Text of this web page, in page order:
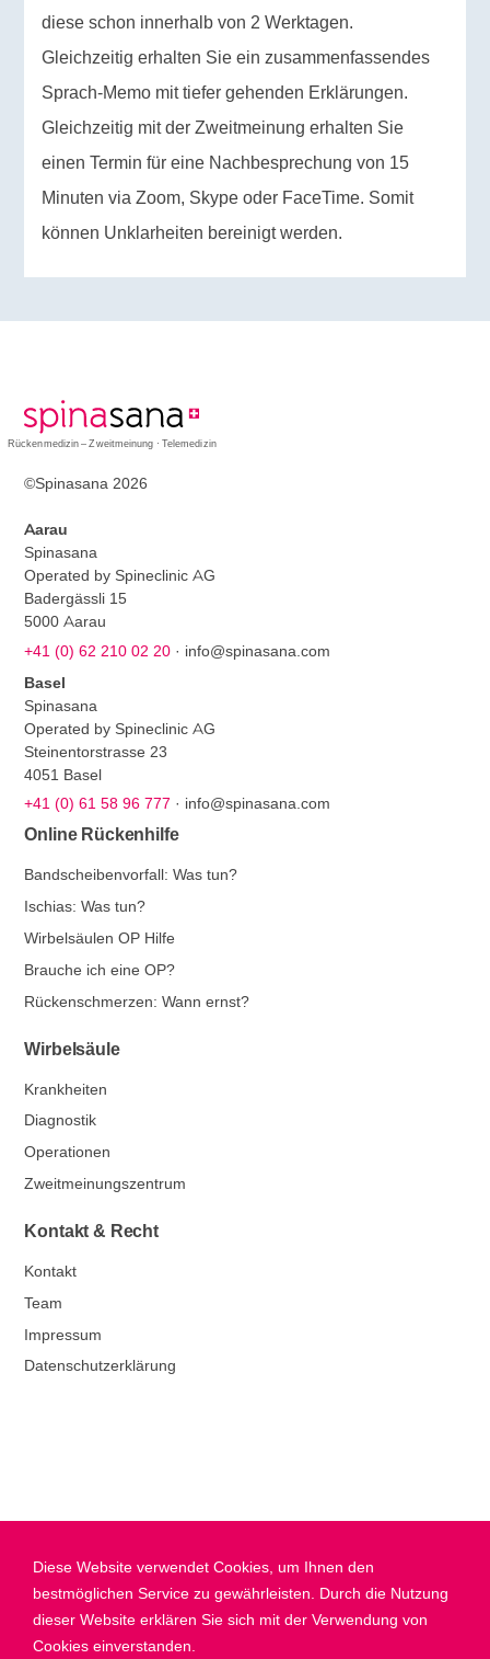
diese schon innerhalb von 2 Werktagen.
Gleichzeitig erhalten Sie ein zusammenfassendes
Sprach-Memo mit tiefer gehenden Erklärungen.
Gleichzeitig mit der Zweitmeinung erhalten Sie
einen Termin für eine Nachbesprechung von 15
Minuten via Zoom, Skype oder FaceTime. Somit
können Unklarheiten bereinigt werden.
Rückenmedizin – Zweitmeinung · Telemedizin
©Spinasana 2026
Aarau
Spinasana
Operated by Spineclinic AG
Badergässli 15
5000 Aarau
+41 (0) 62 210 02 20 · info@spinasana.com
Basel
Spinasana
Operated by Spineclinic AG
Steinentorstrasse 23
4051 Basel
+41 (0) 61 58 96 777 · info@spinasana.com
Online Rückenhilfe
Bandscheibenvorfall: Was tun?
Ischias: Was tun?
Wirbelsäulen OP Hilfe
Brauche ich eine OP?
Rückenschmerzen: Wann ernst?
Wirbelsäule
Krankheiten
Diagnostik
Operationen
Zweitmeinungszentrum
Kontakt & Recht
Kontakt
Team
Impressum
Datenschutzerklärung
Diese Website verwendet Cookies, um Ihnen den
bestmöglichen Service zu gewährleisten. Durch die Nutzung
dieser Website erklären Sie sich mit der Verwendung von
Cookies einverstanden.